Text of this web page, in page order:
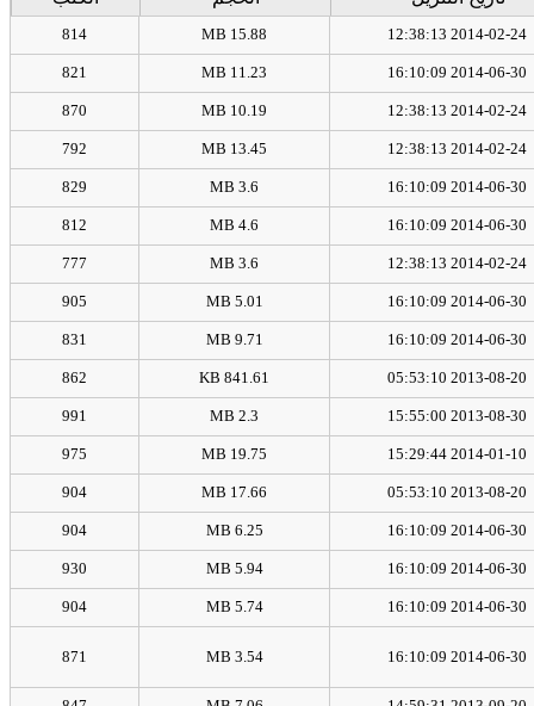
2014-02-24 12:38:13
15.88 MB
814
2014-06-30 16:10:09
11.23 MB
821
2014-02-24 12:38:13
10.19 MB
870
2014-02-24 12:38:13
13.45 MB
792
2014-06-30 16:10:09
3.6 MB
829
2014-06-30 16:10:09
4.6 MB
812
2014-02-24 12:38:13
3.6 MB
777
2014-06-30 16:10:09
5.01 MB
905
2014-06-30 16:10:09
9.71 MB
831
2013-08-20 05:53:10
841.61 KB
862
2013-08-30 15:55:00
2.3 MB
991
2014-01-10 15:29:44
19.75 MB
975
2013-08-20 05:53:10
17.66 MB
904
2014-06-30 16:10:09
6.25 MB
904
2014-06-30 16:10:09
5.94 MB
930
2014-06-30 16:10:09
5.74 MB
904
2014-06-30 16:10:09
3.54 MB
871